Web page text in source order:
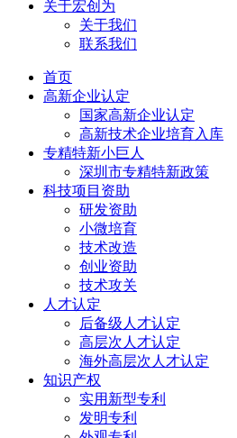
关于宏创为
关于我们
联系我们
首页
高新企业认定
国家高新企业认定
高新技术企业培育入库
专精特新小巨人
深圳市专精特新政策
科技项目资助
研发资助
小微培育
技术改造
创业资助
技术攻关
人才认定
后备级人才认定
高层次人才认定
海外高层次人才认定
知识产权
实用新型专利
发明专利